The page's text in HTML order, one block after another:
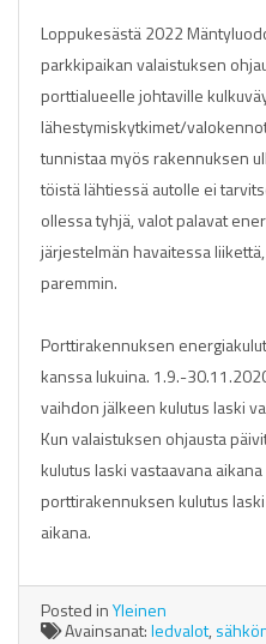
Loppukesästä 2022
parkkipaikan valaistuksen
porttialueelle johtaville
lähestymiskytkimet/
tunnistaa myös rakennuksen
töistä lähtiessä autolle ei
ollessa tyhjä, valot palavat
järjestelmän havaitessa
paremmin.
Porttirakennuksen
kanssa lukuina. 1.9.-
vaihdon jälkeen kulutus laski
Kun valaistuksen ohjausta
kulutus laski vastaavana
porttirakennuksen kulutus
aikana.
Posted inYleinen
Avainsanat:ledvalot,